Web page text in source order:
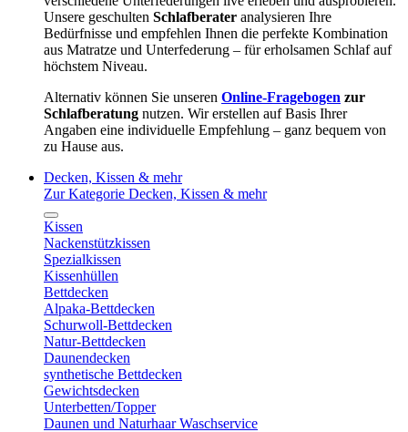
Unsere geschulten Schlafberater analysieren Ihre
Bedürfnisse und empfehlen Ihnen die perfekte Kombination
aus Matratze und Unterfederung – für erholsamen Schlaf auf
höchstem Niveau.
Alternativ können Sie unseren Online-Fragebogen zur
Schlafberatung nutzen. Wir erstellen auf Basis Ihrer
Angaben eine individuelle Empfehlung – ganz bequem von
zu Hause aus.
Decken, Kissen & mehr
Zur Kategorie Decken, Kissen & mehr
Kissen
Nackenstützkissen
Spezialkissen
Kissenhüllen
Bettdecken
Alpaka-Bettdecken
Schurwoll-Bettdecken
Natur-Bettdecken
Daunendecken
synthetische Bettdecken
Gewichtsdecken
Unterbetten/Topper
Daunen und Naturhaar Waschservice